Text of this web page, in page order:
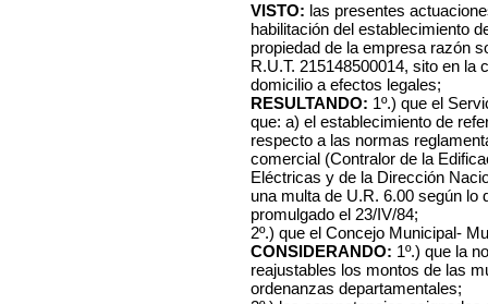
VISTO: las presentes
habilitación del establecimiento
propiedad de la empresa razón
R.U.T. 215148500014, sito en la
domicilio a efectos legales;
RESULTANDO: 1º.) que el
que: a) el establecimiento de
respecto a las normas
comercial (Contralor de la
Eléctricas y de la Dirección
una multa de U.R. 6.00 según lo
promulgado el 23/IV/84;
2º.) que el Concejo Municipal-
CONSIDERANDO: 1º.) que la
reajustables los montos de las
ordenanzas departamentales;